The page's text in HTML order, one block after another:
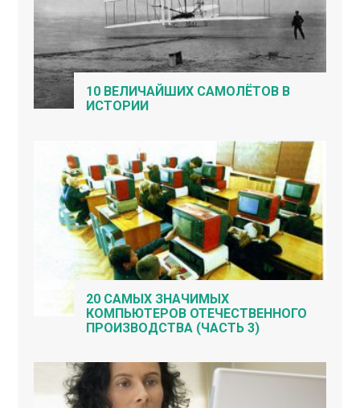
10 ВЕЛИЧАЙШИХ САМОЛЁТОВ В
ИСТОРИИ
20 САМЫХ ЗНАЧИМЫХ
КОМПЬЮТЕРОВ ОТЕЧЕСТВЕННОГО
ПРОИЗВОДСТВА (ЧАСТЬ 3)